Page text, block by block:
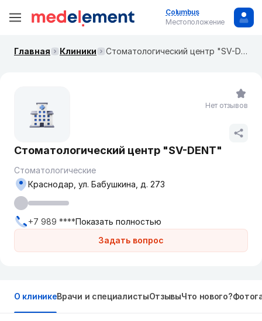
Columbus
Местоположение
Главная Клиники Стоматологический центр "SV-DENT"
Стоматологический центр "SV-DENT"
Стоматологические
Задать вопрос
Краснодар, ул. Бабушкина, д. 273
+7 989 ****Показать полностью
Нет отзывов
О клиникеВрачи и специалистыОтзывыЧто нового?